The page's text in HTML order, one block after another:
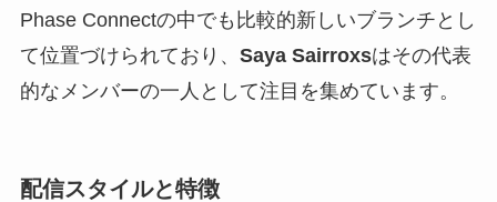
Phase Connectの中でも比較的新しいブランチとし
て位置づけられており、 Saya Sairroxsはその代表
的なメンバーの一人として注目を集めています。
配信スタイルと特徴